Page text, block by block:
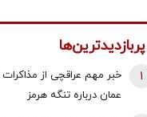
پربازدیدترین‌ها
خبر مهم عراقچی از مذاکرات
عمان درباره تنگه هرمز
1